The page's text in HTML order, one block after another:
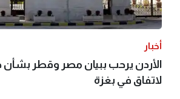
أخبار
الأردن يرحب ببيان مصر وقطر
لاتفاق في بغزة